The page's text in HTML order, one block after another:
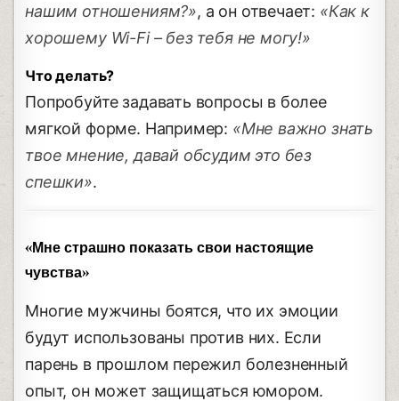
нашим отношениям?», а он отвечает: «Как к
хорошему Wi-Fi – без тебя не могу!»
Что делать?
Попробуйте задавать вопросы в более
мягкой форме. Например: «Мне важно знать
твое мнение, давай обсудим это без
спешки».
«Мне страшно показать свои настоящие
чувства»
Многие мужчины боятся, что их эмоции
будут использованы против них. Если
парень в прошлом пережил болезненный
опыт, он может защищаться юмором.